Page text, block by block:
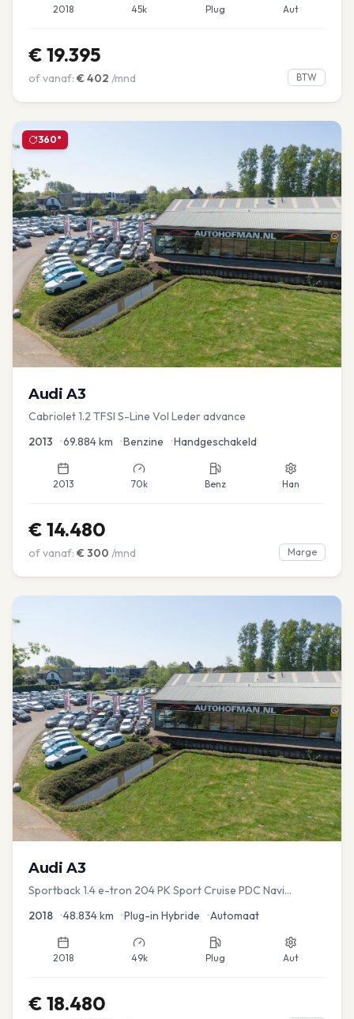
2018 45k Plug Aut
€ 19.395
of vanaf: € 402 /mnd BTW
360°
Audi A3
Cabriolet 1.2 TFSI S-Line Vol Leder advance
2013 •69.884km •Benzine •Handgeschakeld
2013 70k Benz Han
€ 14.480
of vanaf: € 300 /mnd Marge
Audi A3
Sportback 1.4 e-tron 204 PK Sport Cruise PDC Navi
2018 •48.834km •Plug-in Hybride •Automaat
2018 49k Plug Aut
€ 18.480